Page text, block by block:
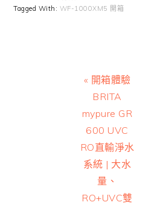
Tagged With: WF-1000XM5 開箱
Previous
Post:
« 開箱體驗
BRITA
mypure GR
600 UVC
RO直輸淨水
系統 | 大水
量、
RO+UVC雙